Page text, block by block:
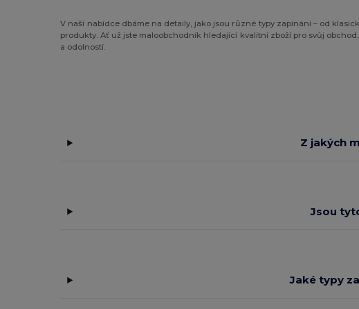
V naší nabídce dbáme na detaily, jako jsou různé typy zapínání – od
produkty. Ať už jste maloobchodník hledající kvalitní zboží pro svůj
a odolností.
Z jakých
Jsou
Jaké typy